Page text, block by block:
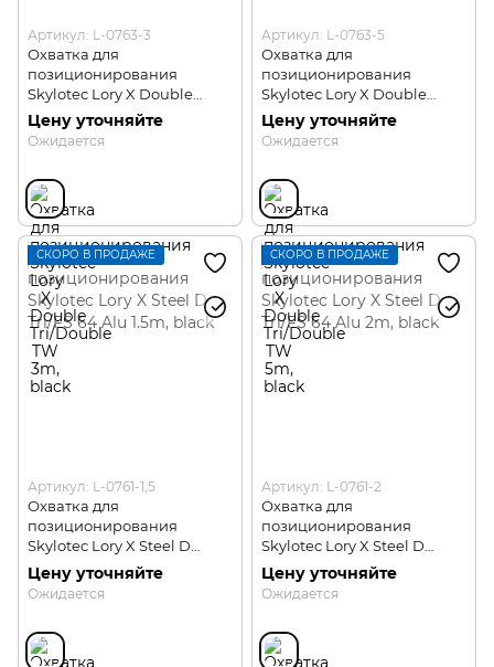
Артикул: L-0763-3
Охватка для
позиционирования
Skylotec Lory X Double
Tri/Double TW 3m
Цену уточняйте
Ожидается
Артикул: L-0763-5
Охватка для
позиционирования
Skylotec Lory X Double
Tri/Double TW 5m
Цену уточняйте
Ожидается
СКОРО В ПРОДАЖЕ
Артикул: L-0761-1,5
Охватка для
позиционирования
Skylotec Lory X Steel D
Tri/FS 64 Alu 1.5m
Цену уточняйте
Ожидается
СКОРО В ПРОДАЖЕ
Артикул: L-0761-2
Охватка для
позиционирования
Skylotec Lory X Steel D
Tri/FS 64 Alu 2m
Цену уточняйте
Ожидается